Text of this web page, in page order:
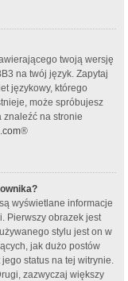
twoją wersję
na twój język. Zapytaj
językowy, którego
może spróbujesz
znaleźć na stronie
®
wyświetlane informacje
Pierwszy obrazek jest
stylu jest on w
jak dużo postów
status na tej witrynie.
zazwyczaj większy